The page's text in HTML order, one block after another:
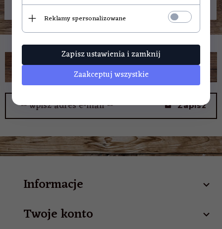
-- wpisz adres e-mail -- Zapisz
Informacje
Twoje konto
Reklamy spersonalizowane
Zapisz ustawienia i zamknij
Zaakceptuj wszystkie